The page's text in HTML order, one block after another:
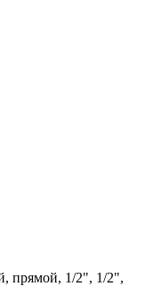
прямой, 1/2", 1/2",